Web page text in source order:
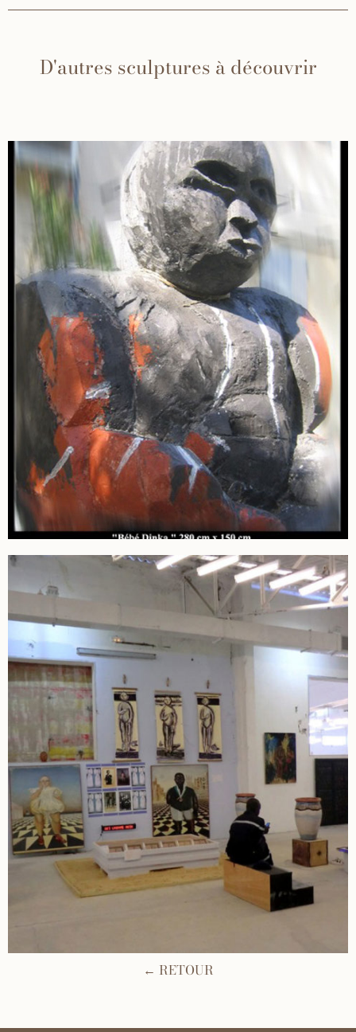
D'autres sculptures à découvrir
← RETOUR